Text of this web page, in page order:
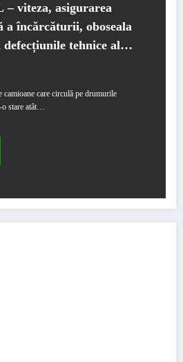
– viteza, asigurarea
a încărcăturii, oboseala
tehnice ale
adesea principalele
camioane care circulă pe drumurile
o stare atât…